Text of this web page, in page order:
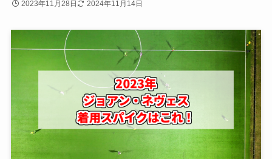
2023年11月28日 2024年11月14日